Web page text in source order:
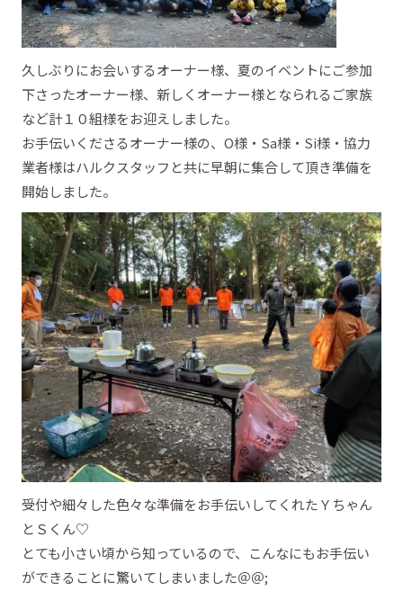
久しぶりにお会いするオーナー様、夏のイベントにご参加
下さったオーナー様、新しくオーナー様となられるご家族
など計１０組様をお迎えしました。
お手伝いくださるオーナー様の、O様・Sa様・Si様・協力
業者様はハルクスタッフと共に早朝に集合して頂き準備を
開始しました。
受付や細々した色々な準備をお手伝いしてくれたＹちゃん
とＳくん♡
とても小さい頃から知っているので、こんなにもお手伝い
ができることに驚いてしまいました＠＠;